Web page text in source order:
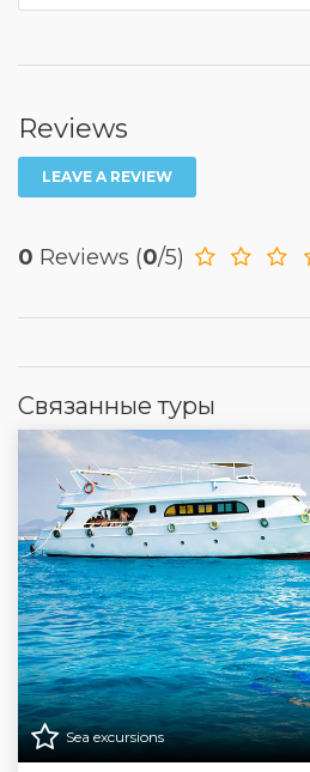
Reviews
LEAVE A REVIEW
0 Reviews (0/5)
Связанные туры
Sea excursions